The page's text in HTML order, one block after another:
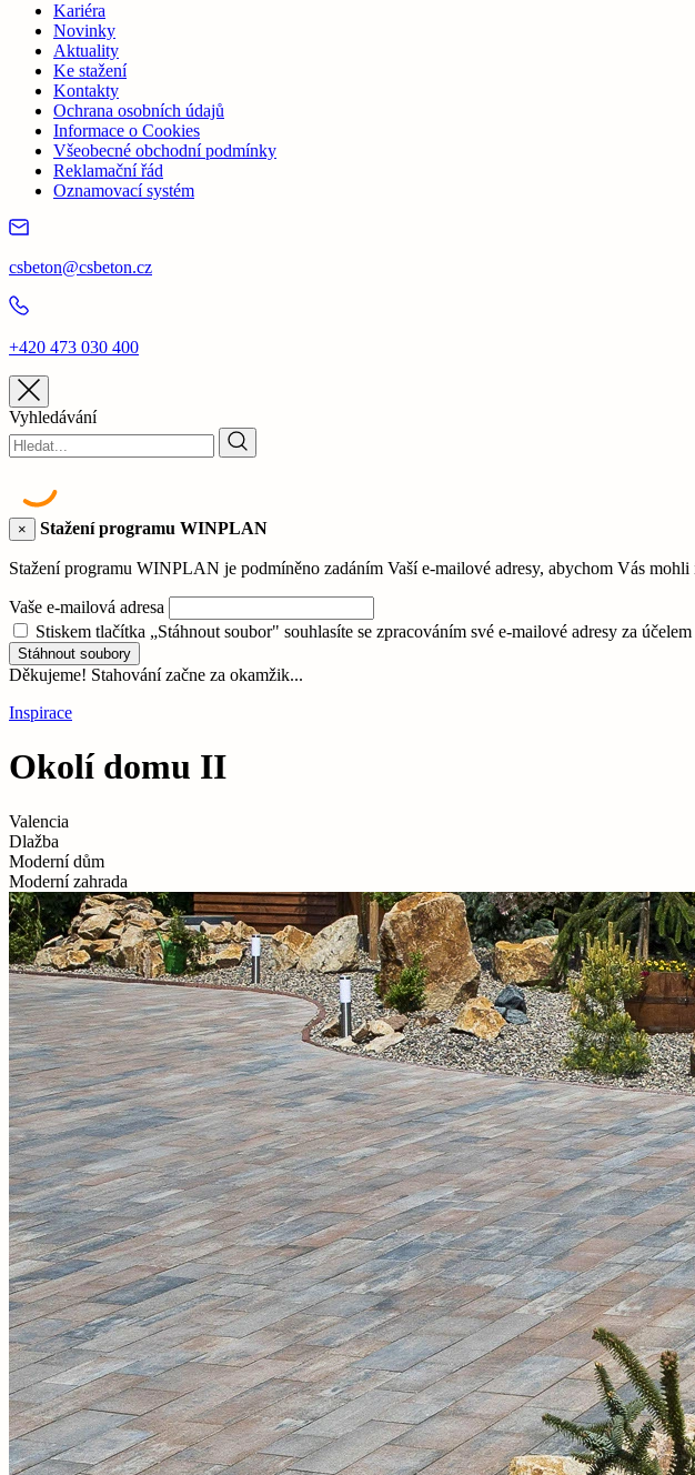
Kariéra
Novinky
Aktuality
Ke stažení
Kontakty
Ochrana osobních údajů
Informace o Cookies
Všeobecné obchodní podmínky
Reklamační řád
Oznamovací systém
csbeton@csbeton.cz
+420 473 030 400
Vyhledávání
× Stažení programu WINPLAN
Stažení programu WINPLAN je podmíněno zadáním Vaší e-mailové adresy, abychom Vás
Vaše e-mailová adresa
Stiskem tlačítka „Stáhnout soubor" souhlasíte se zpracováním své e-mailové adresy za
Stáhnout soubory
Děkujeme! Stahování začne za okamžik...
Inspirace
Okolí domu II
Valencia
Dlažba
Moderní dům
Moderní zahrada